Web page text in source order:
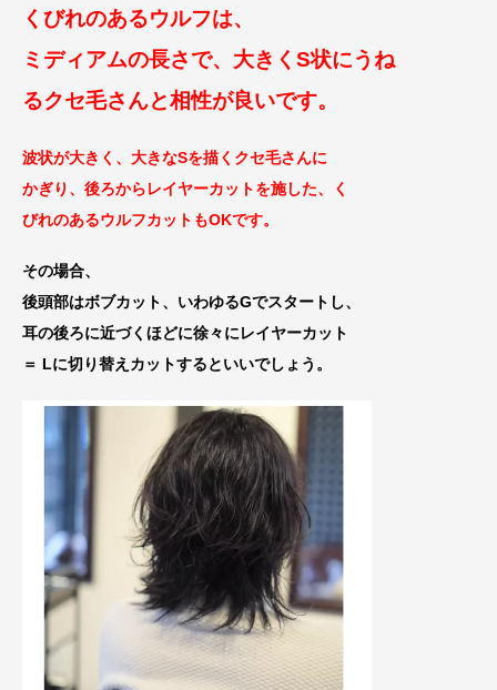
くびれのあるウルフは、
ミディアムの長さで、大きくS状にうね
るクセ毛さんと相性が良いです。
波状が大きく、大きなSを描くクセ毛さんに
かぎり、後ろからレイヤーカットを施した、く
びれのあるウルフカットもOKです。
その場合、
後頭部はボブカット、いわゆるGでスタートし、
耳の後ろに近づくほどに徐々にレイヤーカット
＝ Lに切り替えカットするといいでしょう。